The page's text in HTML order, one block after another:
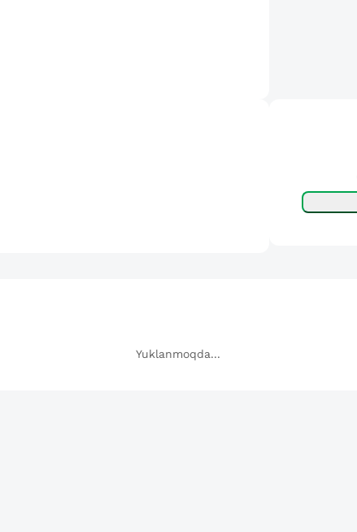
Yuklanmoqda...